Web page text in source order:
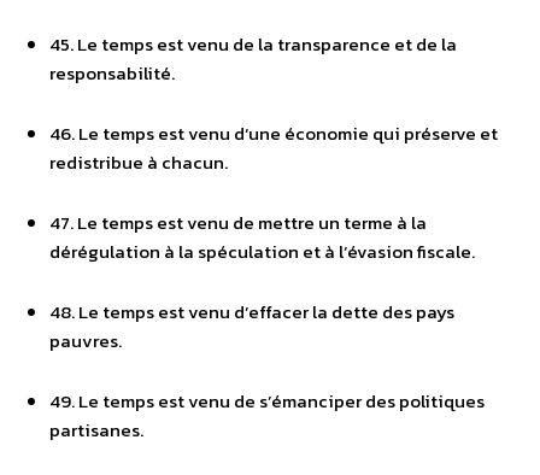
45. Le temps est venu de la transparence et de la
responsabilité.
46. Le temps est venu d‘une économie qui préserve et
redistribue à chacun.
47. Le temps est venu de mettre un terme à la
dérégulation à la spéculation et à l’évasion fiscale.
48. Le temps est venu d’effacer la dette des pays
pauvres.
49. Le temps est venu de s’émanciper des politiques
partisanes.